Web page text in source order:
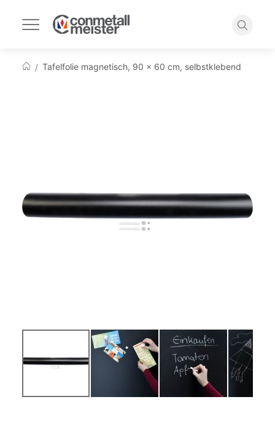
Navigation
umschalten
Suche
StartseiteTafelfolie magnetisch, 90 x 60 cm, selbstklebend